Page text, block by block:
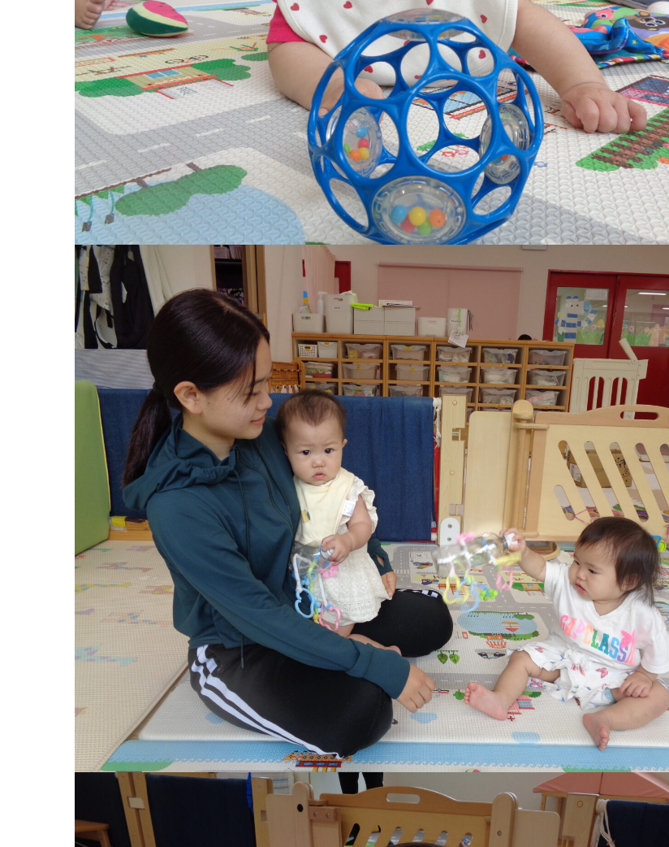
お知らせ 今日の幼稚園 園児募集要項
園のこと
園舎案内
安⼼・安全対策
課外教室
理事長のことば
教育と保育
美⽊多幼稚園の理想
園の1⽇
年間⾏事
預かり保育［ヒラソル ]
美⽊多チコス
美⽊多チコスについて
美⽊多チコスブログ
グループ施設・
関係先リンク
学校法⼈鴨⾕学園 鳳幼稚園
学校法⼈諏訪森学園 諏訪森幼稚園
⼤阪府私⽴幼稚園連盟
社会福祉法人野田福祉会